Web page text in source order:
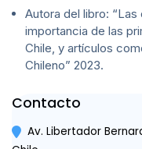
Autora del libro: “Las
importancia de las
Chile, y artículos
Chileno” 2023.
Contacto
Av. Libertador